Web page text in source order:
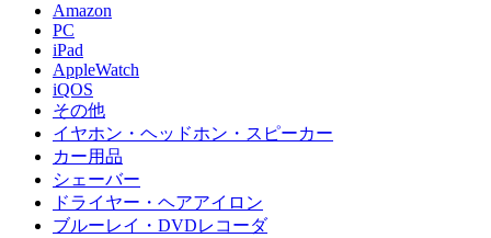
Amazon
PC
iPad
AppleWatch
iQOS
その他
イヤホン・ヘッドホン・スピーカー
カー用品
シェーバー
ドライヤー・ヘアアイロン
ブルーレイ・DVDレコーダ